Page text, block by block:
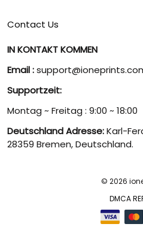
Contact Us
IN KONTAKT KOMMEN
Email :
Supportzeit:
Montag ~ Freitag : 9:00 ~ 18:00
Deutschland Adresse:Karl-
28359 Bremen, Deutschland.
© 2026
DMCA